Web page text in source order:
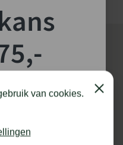
van cookies. Close
op onze webshop.